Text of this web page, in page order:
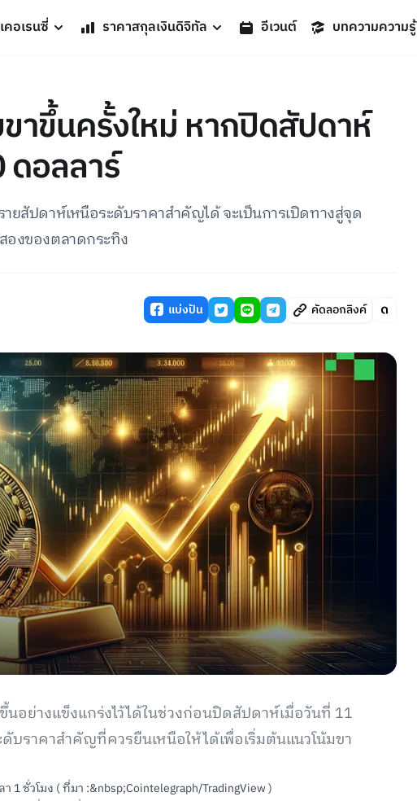
คอเรนซี่ ราคาสกุลเงินดิจิทัล อีเวนต์ บทความความรู้
าขึ้นครั้งใหม่ หากปิดสัปดาห์
ดอลลาร์
ยสัปดาห์เหนือระดับราคาสำคัญได้ จะเป็นการเปิดทางสู่จุด
สองของตลาดกระทิง
แบ่งปัน คัดลอกลิงค์
อย่างแข็งแกร่งไว้ได้ในช่วงก่อนปิดสัปดาห์เมื่อวันที่ 11
ราคาสำคัญที่ควรยืนเหนือให้ได้เพื่อเริ่มต้นแนวโน้มขา